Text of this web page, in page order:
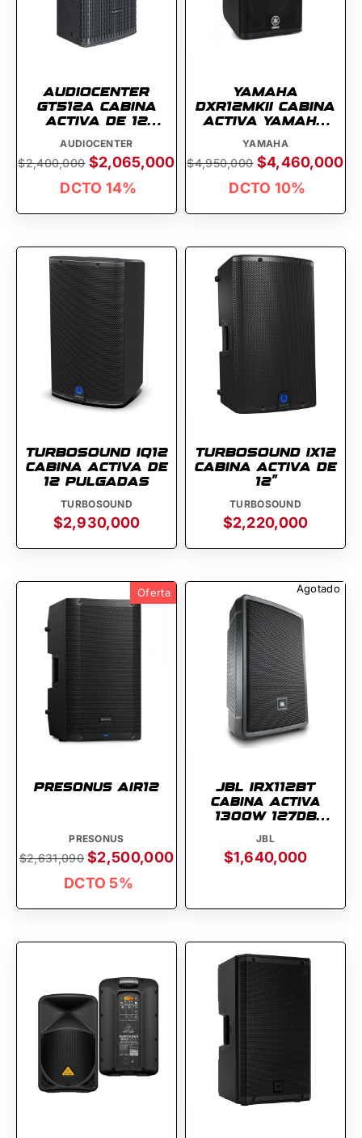
AUDIOCENTER
GT512A CABINA
ACTIVA DE 12
AUDIOCENTER
$2,400,000 $2,065,000
DCTO 14%
YAMAHA
DXR12MKII CABINA
ACTIVA YAMAHA
YAMAHA
$4,950,000 $4,460,000
DCTO 10%
TURBOSOUND IQ12
CABINA ACTIVA DE
12 PULGADAS
TURBOSOUND
$2,930,000
TURBOSOUND IX12
CABINA ACTIVA DE
12''
TURBOSOUND
$2,220,000
Oferta
Presonus Air12
PRESONUS
$2,631,090 $2,500,000
DCTO 5%
Agotado
JBL IRX112BT
Cabina Activa
1300w 127dB
JBL
$1,640,000